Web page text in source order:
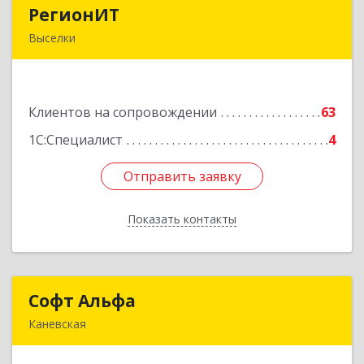
РегионИТ
Выселки
Клиентов на сопровождении
63
1С:Специалист
4
Отправить заявку
Показать контакты
173/1
Отправить заявку
Назад
Софт Альфа
Каневская